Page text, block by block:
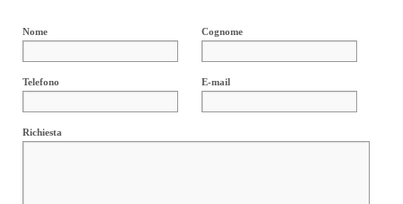
Nome Cognome
Telefono E-mail
Richiesta